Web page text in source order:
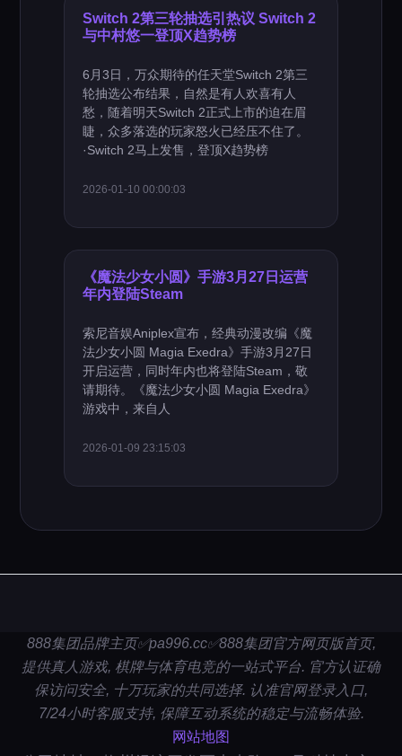
Switch 2第三轮抽选引热议 Switch 2
与中村悠一登顶X趋势榜
6月3日，万众期待的任天堂Switch 2第三
轮抽选公布结果，自然是有人欢喜有人
愁，随着明天Switch 2正式上市的迫在眉
睫，众多落选的玩家怒火已经压不住了。
·Switch 2马上发售，登顶X趋势榜
2026-01-10 00:00:03
《魔法少女小圆》手游3月27日运营
年内登陆Steam
索尼音娱Aniplex宣布，经典动漫改编《魔
法少女小圆 Magia Exedra》手游3月27日
开启运营，同时年内也将登陆Steam，敬
请期待。《魔法少女小圆 Magia Exedra》
游戏中，来自人
2026-01-09 23:15:03
888集团品牌主页✅pa996.cc✅888集团官方网页版首页,
提供真人游戏, 棋牌与体育电竞的一站式平台. 官方认证确
保访问安全, 十万玩家的共同选择. 认准官网登录入口,
7/24小时客服支持, 保障互动系统的稳定与流畅体验.
网站地图